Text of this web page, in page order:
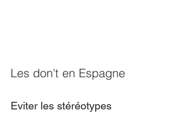
Les don't en Espagne
Eviter les stéréotypes